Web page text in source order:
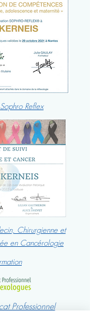
Reflex
Chirurgienne et
en Cancérologie
Professionnel